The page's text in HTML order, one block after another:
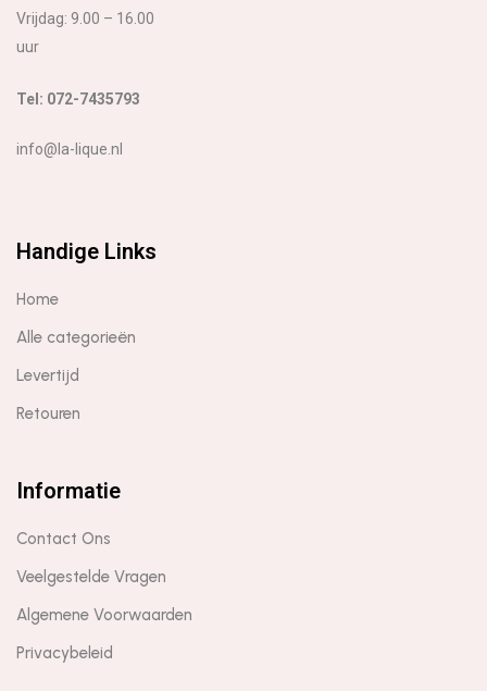
Vrijdag: 9.00 – 16.00
uur
Tel: 072-7435793
info@la-lique.nl
Handige Links
Home
Alle categorieën
Levertijd
Retouren
Informatie
Contact Ons
Veelgestelde Vragen
Algemene Voorwaarden
Privacybeleid